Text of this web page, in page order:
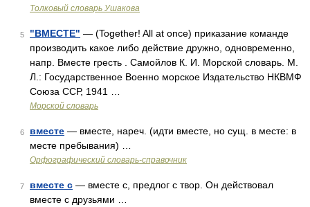
Толковый словарь Ушакова
5 "ВМЕСТЕ" — (Together! All at once) приказание команде
производить какое либо действие дружно, одновременно,
напр. Вместе гресть . Самойлов К. И. Морской словарь. М.
Л.: Государственное Военно морское Издательство НКВМФ
Союза ССР, 1941 …
Морской словарь
6 вместе — вместе, нареч. (идти вместе, но сущ. в месте: в
месте пребывания) …
Орфографический словарь-справочник
7 вместе с — вместе с, предлог с твор. Он действовал
вместе с друзьями …